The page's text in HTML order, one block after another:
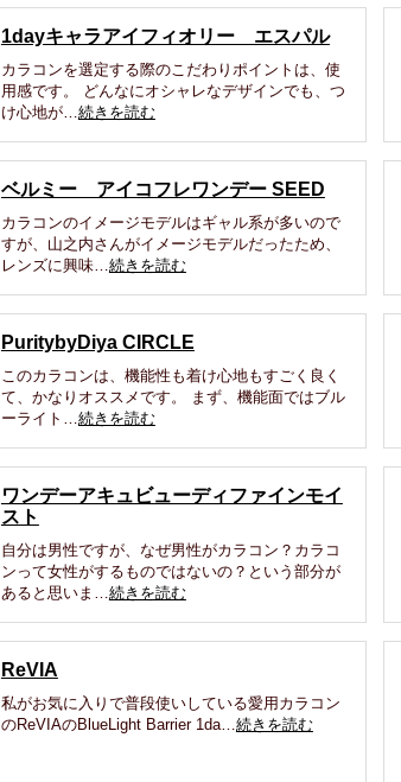
1dayキャラアイフィオリー エスパル
カラコンを選定する際のこだわりポイントは、使
用感です。 どんなにオシャレなデザインでも、つ
け心地が…続きを読む
ベルミー アイコフレワンデー SEED
カラコンのイメージモデルはギャル系が多いので
すが、山之内さんがイメージモデルだったため、
レンズに興味…続きを読む
PuritybyDiya CIRCLE
このカラコンは、機能性も着け心地もすごく良く
て、かなりオススメです。 まず、機能面ではブル
ーライト…続きを読む
ワンデーアキュビューディファインモイ
スト
自分は男性ですが、なぜ男性がカラコン？カラコ
ンって女性がするものではないの？という部分が
あると思いま…続きを読む
ReVIA
私がお気に入りで普段使いしている愛用カラコン
のReVIAのBlueLight Barrier 1da…続きを読む